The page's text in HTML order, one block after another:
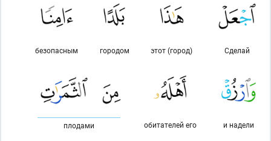
Сделай
этот (город)
городом
безопасным
и надели
обитателей его
плодами